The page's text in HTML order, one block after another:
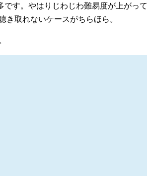
す。やはりじわじわ難易度が上がって
き取れないケースがちらほら。